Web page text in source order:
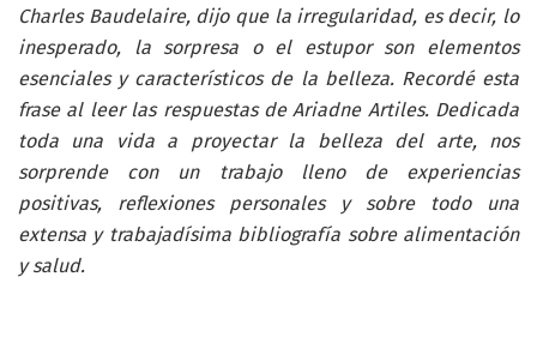
Charles Baudelaire, dijo que la irregularidad, es decir, lo
inesperado, la sorpresa o el estupor son elementos
esenciales y característicos de la belleza. Recordé esta
frase al leer las respuestas de Ariadne Artiles. Dedicada
toda una vida a proyectar la belleza del arte, nos
sorprende con un trabajo lleno de experiencias
positivas, reflexiones personales y sobre todo una
extensa y trabajadísima bibliografía sobre alimentación
y salud.